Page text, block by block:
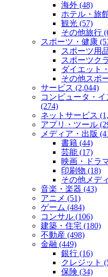
海外 (48)
ホテル・旅
観光 (57)
その他旅行
スポーツ・健康
スポーツ用
スポーツク
ダイエット
その他スポ
サービス (2,044)
コンピュータ・
(274)
ネットサービス
アプリ・ツール
メディア・出版
書籍 (44)
芸能 (17)
映画・ドラ
印刷物 (18)
その他メデ
音楽・楽器 (43)
アニメ (51)
ゲーム (484)
コンサル (106)
建築・住宅 (180)
不動産 (498)
金融 (449)
銀行 (16)
クレジット
保険 (34)